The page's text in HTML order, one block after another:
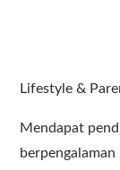
Lifestyle &
Mendapat